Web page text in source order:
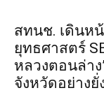
สทนช. เดินห
ยุทธศาสตร์
หลวงตอนล่า
จังหวัดอย่างยั่